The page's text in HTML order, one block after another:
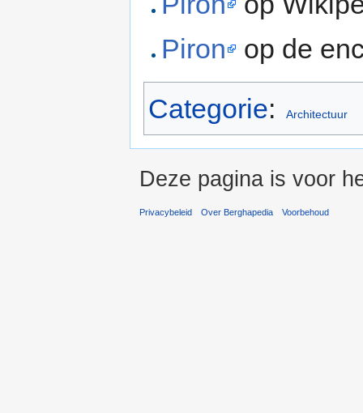
Piron
op de
Categorie: Architectuur
Deze pagina is voor
Privacybeleid Over Berghapedia Voorbehoud